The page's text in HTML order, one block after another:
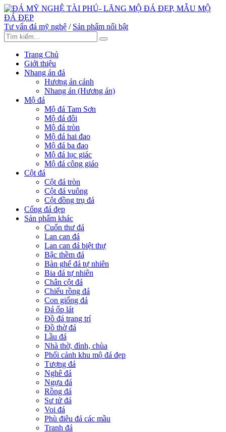
Tư vấn đá mỹ nghệ / Sản phẩm nổi bật
Trang Chủ
Giới thiệu
Nhang án đá
Hương án cánh
Nhang án (Hương án)
Mộ đá
Mộ đá Tam Sơn
Mộ đá đôi
Mộ đá tròn
Mộ đá hai đao
Mộ đá ba đao
Mộ đá lục giác
Mộ đá công giáo
Cột đá
Cột đá tròn
Cột đá vuông
Cột đồng trụ đá
Cổng đá đẹp
Sản phẩm khác
Cuốn thư đá
Lan can đá
Lan can đá biệt thự
Bậc thềm đá
Bàn ghế đá tự nhiên
Bia đá tự nhiên
Chân cột đá
Chiếu rồng đá
Con giống đá
Đá ốp lát
Đồ đá trang trí
Đồ thờ đá
Lầu đá
Nhà thờ, đình, chùa
Phối cảnh khu mộ đá đẹp
Tượng đá
Nghê đá
Ngựa đá
Rồng đá
Sư tử đá
Voi đá
Phù điêu đá các mầu
Tranh đá